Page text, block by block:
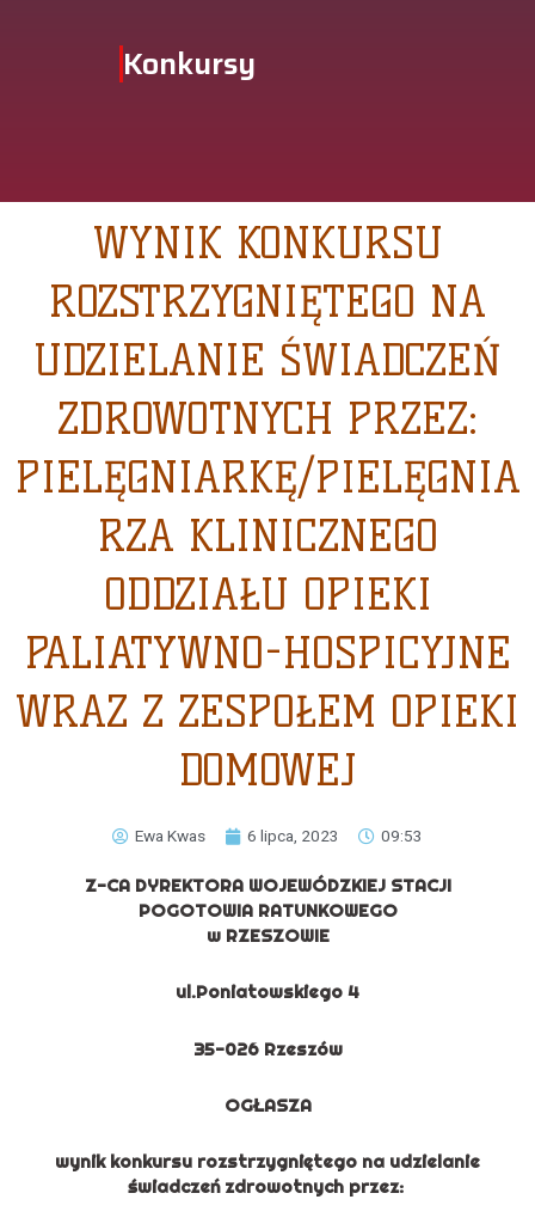
Konkursy
WYNIK KONKURSU
ROZSTRZYGNIĘTEGO NA
UDZIELANIE ŚWIADCZEŃ
ZDROWOTNYCH PRZEZ:
PIELĘGNIARKĘ/PIELĘGNIA
RZA KLINICZNEGO
ODDZIAŁU OPIEKI
PALIATYWNO-HOSPICYJNE
WRAZ Z ZESPOŁEM OPIEKI
DOMOWEJ
Ewa Kwas 6 lipca, 2023 09:53
Z-CA DYREKTORA WOJEWÓDZKIEJ STACJI
POGOTOWIA RATUNKOWEGO
w RZESZOWIE
ul.Poniatowskiego 4
35-026 Rzeszów
OGŁASZA
wynik konkursu rozstrzygniętego na udzielanie
świadczeń zdrowotnych przez: